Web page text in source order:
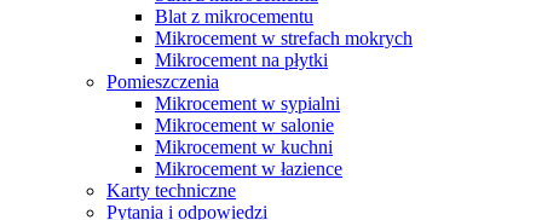
Blat z mikrocementu
Mikrocement w strefach mokrych
Mikrocement na płytki
Pomieszczenia
Mikrocement w sypialni
Mikrocement w salonie
Mikrocement w kuchni
Mikrocement w łazience
Karty techniczne
Pytania i odpowiedzi